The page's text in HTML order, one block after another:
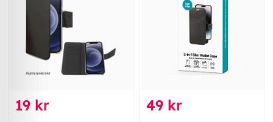
19 kr 49 kr